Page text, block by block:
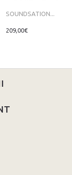
SOUNDSATION...
209,00€